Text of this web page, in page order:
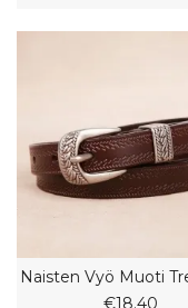
€18.40